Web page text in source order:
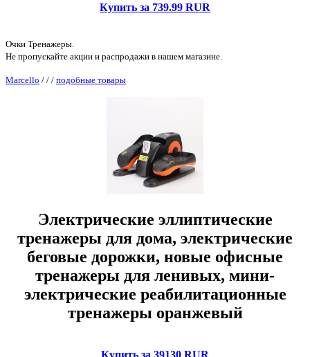
Купить за 739.99 RUR
Очки Тренажеры.
Не пропускайте акции и распродажи в нашем магазине.
Marcello / / / подобные товары
Электрические эллиптические
тренажеры для дома, электрические
беговые дорожки, новые офисные
тренажеры для ленивых, мини-
электрические реабилитационные
тренажеры оранжевый